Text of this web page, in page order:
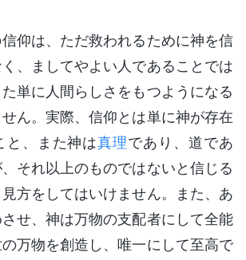
仰は、ただ救われるために神を信
、ましてやよい人であることでは
単に人間らしさをもつようになる
ん。実際、信仰とは単に神が存在
と、また神は真理であり、道であ
それ以上のものではないと信じる
方をしてはいけません。また、あ
せ、神は万物の支配者にして全能
万物を創造し、唯一にして至高で